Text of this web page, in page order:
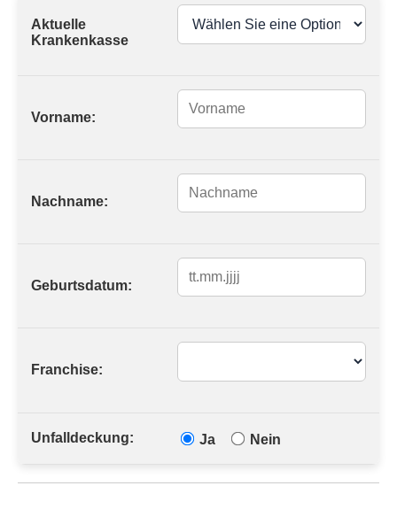
Aktuelle
Krankenkasse
Vorname:
Nachname:
Geburtsdatum:
Franchise:
Unfalldeckung: Ja Nein